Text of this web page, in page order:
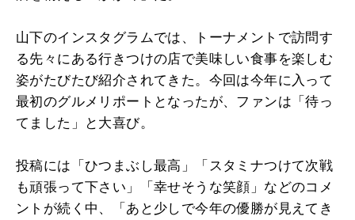
山下のインスタグラムでは、トーナメントで訪問す
る先々にある行きつけの店で美味しい食事を楽しむ
姿がたびたび紹介されてきた。今回は今年に入って
最初のグルメリポートとなったが、ファンは「待っ
てました」と大喜び。
投稿には「ひつまぶし最高」「スタミナつけて次戦
も頑張って下さい」「幸せそうな笑顔」などのコメ
ントが続く中、「あと少しで今年の優勝が見えてき